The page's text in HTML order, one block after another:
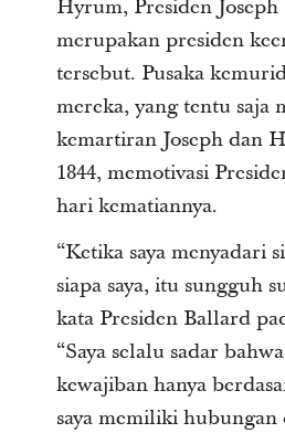
Hyrum, Presiden
merupakan presiden
tersebut. Pusaka
mereka, yang tentu saja
kemartiran Joseph dan
1844, memotivasi
hari kematiannya.
“Ketika saya menyadari
siapa saya, itu sungguh
kata Presiden Ballard
“Saya selalu sadar
kewajiban hanya
saya memiliki hubungan